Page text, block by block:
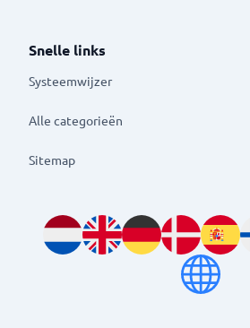
Snelle links
Systeemwijzer
Alle categorieën
Sitemap